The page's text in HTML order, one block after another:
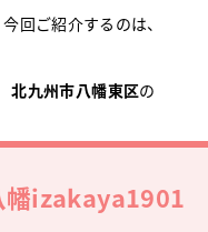
今回ご紹介するのは、
北九州市八幡東区の
幡izakaya1901